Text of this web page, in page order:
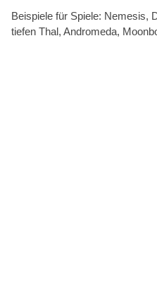
Beispiele für Spiele: Nemesis,
tiefen Thal, Andromeda,